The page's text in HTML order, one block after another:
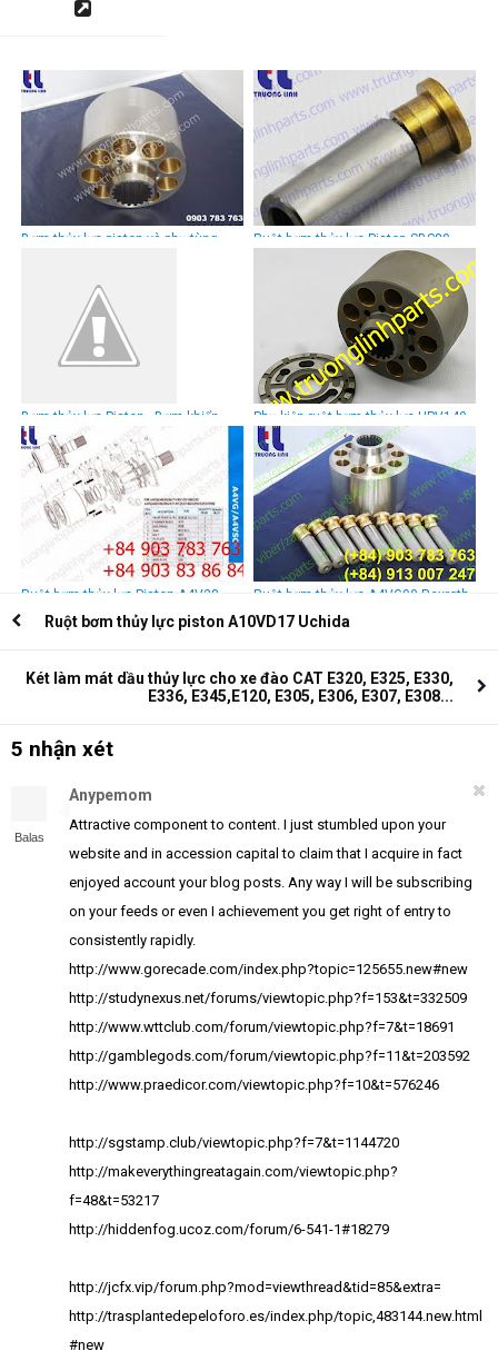
Bơm thủy lực piston và phụ tùng
Ruột bơm thủy lực Piston SBS80
Bơm thủy lực Piston - Bơm khiển
PVD-1B-28L
Phụ kiện ruột bơm thủy lực HPV140
cho xe đào PC300-7, PC350-7,
PC360-7
Ruột bơm thủy lực Piston A4V28
Ruột bơm thủy lực A4VG90 Rexroth
Ruột bơm thủy lực piston A10VD17 Uchida
Két làm mát dầu thủy lực cho xe đào CAT E320, E325, E330,
E336, E345,E120, E305, E306, E307, E308...
5 nhận xét
Balas
Anypemom
Attractive component to content. I just stumbled upon your
website and in accession capital to claim that I acquire in fact
enjoyed account your blog posts. Any way I will be subscribing
on your feeds or even I achievement you get right of entry to
consistently rapidly.
http://www.gorecade.com/index.php?topic=125655.new#new
http://studynexus.net/forums/viewtopic.php?f=153&t=332509
http://www.wttclub.com/forum/viewtopic.php?f=7&t=18691
http://gamblegods.com/forum/viewtopic.php?f=11&t=203592
http://www.praedicor.com/viewtopic.php?f=10&t=576246
http://sgstamp.club/viewtopic.php?f=7&t=1144720
http://makeverythingreatagain.com/viewtopic.php?
f=48&t=53217
http://hiddenfog.ucoz.com/forum/6-541-1#18279
http://jcfx.vip/forum.php?mod=viewthread&tid=85&extra=
http://trasplantedepeloforo.es/index.php/topic,483144.new.html
#new